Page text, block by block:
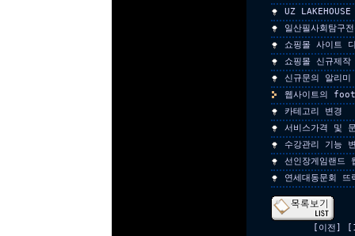
UZ
일산필사회탐구
쇼핑몰 사이트
쇼핑몰 신규제작
신규문의 알리
웹사이트의
카테고리 변경
서비스가격 및
수강관리 기능
선인장게임랜드
연세대동문회
[이전]